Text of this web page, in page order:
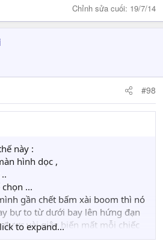
Chỉnh sửa cuối: 19/7/14
#98
này :
hình dọc ,
...
gần chết bấm xài boom thì nó
bự to từ dưới bay lên hứng đạn
vài giây biến mất mỗi chiếc
tiếp viện khác nhau ..
to expand...